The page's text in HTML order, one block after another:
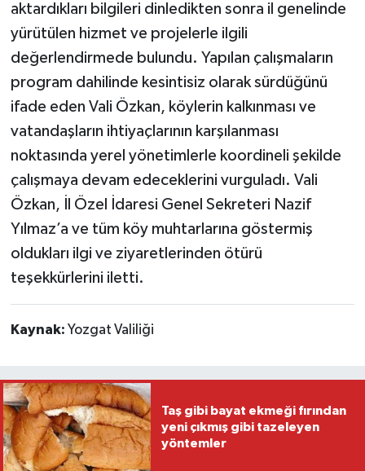
aktardıkları bilgileri dinledikten sonra il genelinde
yürütülen hizmet ve projelerle ilgili
değerlendirmede bulundu. Yapılan çalışmaların
program dahilinde kesintisiz olarak sürdüğünü
ifade eden Vali Özkan, köylerin kalkınması ve
vatandaşların ihtiyaçlarının karşılanması
noktasında yerel yönetimlerle koordineli şekilde
çalışmaya devam edeceklerini vurguladı. Vali
Özkan, İl Özel İdaresi Genel Sekreteri Nazif
Yılmaz’a ve tüm köy muhtarlarına göstermiş
oldukları ilgi ve ziyaretlerinden ötürü
teşekkürlerini iletti.
Kaynak: Yozgat Valiliği
Taş gibi bayat ekmeği fırından
yeni çıkmış gibi tazeleyen
yöntemler